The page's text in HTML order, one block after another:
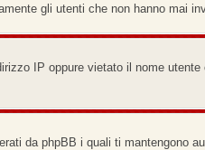
gli utenti che non hanno mai
IP oppure vietato il nome
da phpBB i quali ti